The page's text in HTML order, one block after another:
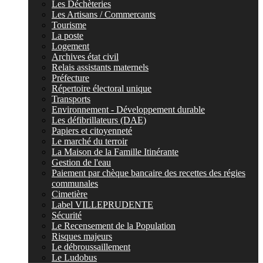
Les Déchèteries
Les Artisans / Commercants
Tourisme
La poste
Logement
Archives état civil
Relais assistants maternels
Préfecture
Répertoire électoral unique
Transports
Environnement - Développement durable
Les défibrillateurs (DAE)
Papiers et citoyenneté
Le marché du terroir
La Maison de la Famille Itinérante
Gestion de l'eau
Paiement par chèque bancaire des recettes des régies
communales
Cimetière
Label VILLEPRUDENTE
Sécurité
Le Recensement de la Population
Risques majeurs
Le débroussaillement
Le Ludobus